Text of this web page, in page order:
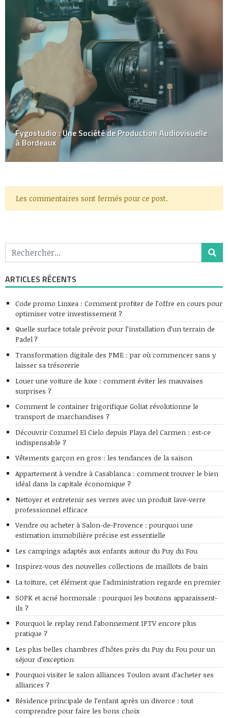
Fygostudio : Une Société de Production Audiovisuelle
à Bordeaux
Les commentaires sont fermés pour ce post.
ARTICLES RÉCENTS
Code promo Linxea : Comment profiter de l’offre en cours pour
optimiser votre investissement ?
Quelle surface totale prévoir pour l’installation d’un terrain de
Padel ?
Transformation digitale des PME : par où commencer sans y
laisser sa trésorerie
Louer une voiture de luxe : comment éviter les mauvaises
surprises ?
Comment le container frigorifique Goliat révolutionne le
transport de marchandises ?
Découvrir Cozumel El Cielo depuis Playa del Carmen : est-ce
indispensable ?
Vêtements garçon en gros : les tendances de la saison
Appartement à vendre à Casablanca : comment trouver le bien
idéal dans la capitale économique ?
Nettoyer et entretenir ses verres avec un produit lave-verre
professionnel efficace
Vendre ou acheter à Salon-de-Provence : pourquoi une
estimation immobilière précise est essentielle
Les campings adaptés aux enfants autour du Puy du Fou
Inspirez-vous des nouvelles collections de maillots de bain
La toiture, cet élément que l’administration regarde en premier
SOPK et acné hormonale : pourquoi les boutons apparaissent-
ils ?
Pourquoi le replay rend l’abonnement IPTV encore plus
pratique ?
Les plus belles chambres d’hôtes près du Puy du Fou pour un
séjour d’exception
Pourquoi visiter le salon alliances Toulon avant d’acheter ses
alliances ?
Résidence principale de l’enfant après un divorce : tout
comprendre pour faire les bons choix